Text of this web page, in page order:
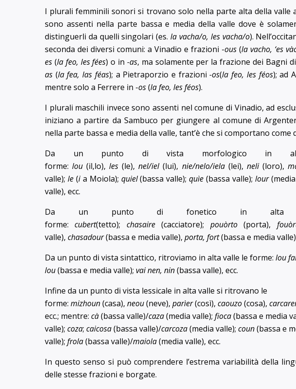
I plurali femminili sonori si trovano solo nella parte alta della valle
sono assenti nella parte bassa e media della valle dove è
distinguerli da quelli singolari (es.la vacha/o, les vacha/o).
seconda dei diversi comuni: a Vinadio e frazioni -ous (la vacho, ‘es
es (la feo, les fées) o in -as, ma solamente per la frazione dei Bagni
as (la fea, las féas); a Pietraporzio e frazioni-os(la feo, les féos); ad
mentre solo a Ferrere in -os(la feo, les féos).
I plurali maschili invece sono assenti nel comune di Vinadio, ad
iniziano a partire da Sambuco per giungere al comune di
nella parte bassa e media della valle, tant’è che si comportano come
Da un punto di vista morfologico in
forme:lou (il,lo),les (le),nel/iel(lui), nie/nelo/iela(lei), neli (loro),
valle); le(ia Moiola); quiel(bassa valle);quìe (bassa valle); lour
valle), ecc.
Da un punto di fonetico in alta
forme:cubert(tetto); chasaire(cacciatore); pouòrto(porta),
valle), chasadour(bassa e media valle), porta, fort(bassa e media
Da un punto di vista sintattico, ritroviamo in alta valle le forme: lou
lou(bassa e media valle); vai nen, nin(bassa valle), ecc.
Infine da un punto di vista lessicale in alta valle si ritrovano le
forme: mizhoun(casa), neou(neve), parìer(così), caouzo(cosa),
ecc.; mentre: cà(bassa valle)/caza(media valle); fioca(bassa e media
valle); coza; caicosa(bassa valle)/carcoza(media valle); coun(bassa e
valle); frola(bassa valle)/maiola(media valle), ecc.
In questo senso si può comprendere l’estrema variabilità della
delle stesse frazioni e borgate.